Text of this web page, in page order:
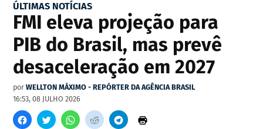
ÚLTIMAS NOTÍCIAS
FMI eleva projeção para
PIB do Brasil, mas prevê
desaceleração em 2027
por WELLTON MÁXIMO - REPÓRTER DA AGÊNCIA BRASIL
16:53, 08 JULHO 2026